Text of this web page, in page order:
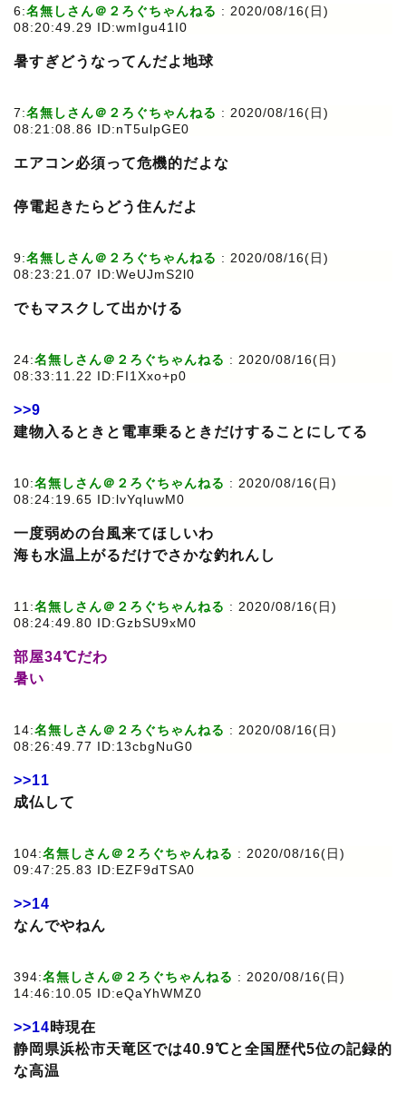
6:名無しさん＠２ろぐちゃんねる : 2020/08/16(日)
08:20:49.29 ID:wmIgu41I0
暑すぎどうなってんだよ地球
7:名無しさん＠２ろぐちゃんねる : 2020/08/16(日)
08:21:08.86 ID:nT5ulpGE0
エアコン必須って危機的だよな
停電起きたらどう住んだよ
9:名無しさん＠２ろぐちゃんねる : 2020/08/16(日)
08:23:21.07 ID:WeUJmS2l0
でもマスクして出かける
24:名無しさん＠２ろぐちゃんねる : 2020/08/16(日)
08:33:11.22 ID:FI1Xxo+p0
>>9
建物入るときと電車乗るときだけすることにしてる
10:名無しさん＠２ろぐちゃんねる : 2020/08/16(日)
08:24:19.65 ID:lvYqluwM0
一度弱めの台風来てほしいわ
海も水温上がるだけでさかな釣れんし
11:名無しさん＠２ろぐちゃんねる : 2020/08/16(日)
08:24:49.80 ID:GzbSU9xM0
部屋34℃だわ
暑い
14:名無しさん＠２ろぐちゃんねる : 2020/08/16(日)
08:26:49.77 ID:13cbgNuG0
>>11
成仏して
104:名無しさん＠２ろぐちゃんねる : 2020/08/16(日)
09:47:25.83 ID:EZF9dTSA0
>>14
なんでやねん
394:名無しさん＠２ろぐちゃんねる : 2020/08/16(日)
14:46:10.05 ID:eQaYhWMZ0
>>14時現在
静岡県浜松市天竜区では40.9℃と全国歴代5位の記録的
な高温